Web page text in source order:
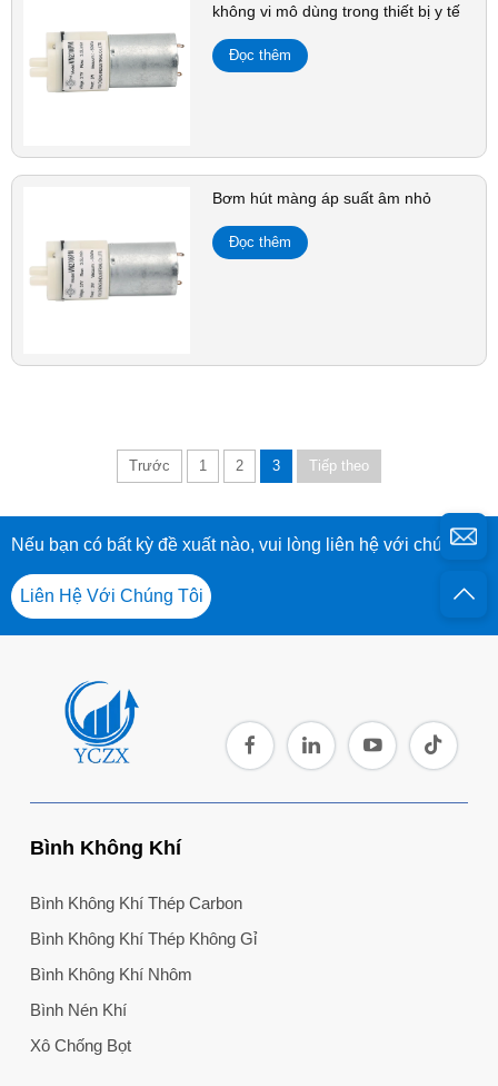
không vi mô dùng trong thiết bị y tế
Đọc thêm
Bơm hút màng áp suất âm nhỏ
Đọc thêm
Trước 1 2 3 Tiếp theo
Nếu bạn có bất kỳ đề xuất nào, vui lòng liên hệ với chúng tôi
Liên Hệ Với Chúng Tôi
Bình Không Khí
Bình Không Khí Thép Carbon
Bình Không Khí Thép Không Gỉ
Bình Không Khí Nhôm
Bình Nén Khí
Xô Chống Bọt